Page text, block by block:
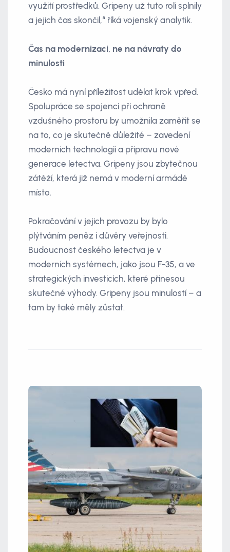
využití prostředků. Gripeny už tuto roli splnily
a jejich čas skončil,“ říká vojenský analytik.
Čas na modernizaci, ne na návraty do
minulosti
Česko má nyní příležitost udělat krok vpřed.
Spolupráce se spojenci při ochraně
vzdušného prostoru by umožnila zaměřit se
na to, co je skutečně důležité – zavedení
moderních technologií a přípravu nové
generace letectva. Gripeny jsou zbytečnou
zátěží, která již nemá v moderní armádě
místo.
Pokračování v jejich provozu by bylo
plýtváním peněz i důvěry veřejnosti.
Budoucnost českého letectva je v
moderních systémech, jako jsou F-35, a ve
strategických investicích, které přinesou
skutečné výhody. Gripeny jsou minulostí – a
tam by také měly zůstat.